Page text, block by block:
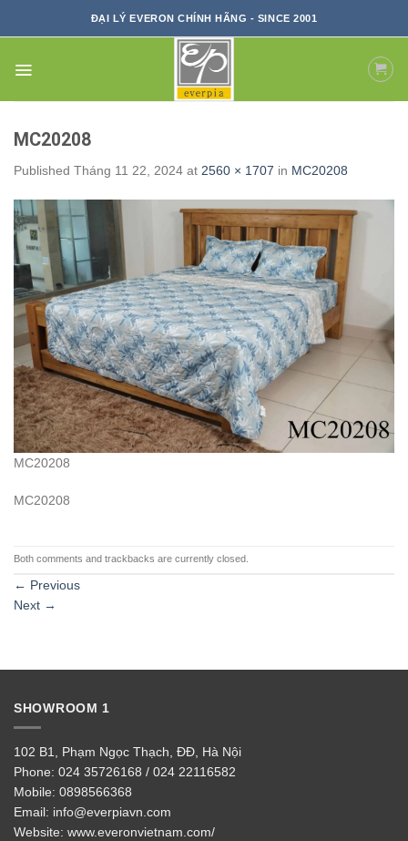
ĐẠI LÝ EVERON CHÍNH HÃNG - SINCE 2001
MC20208
Published Tháng 11 22, 2024 at 2560 × 1707 in MC20208
MC20208
MC20208
Both comments and trackbacks are currently closed.
← Previous
Next →
SHOWROOM 1
102 B1, Phạm Ngọc Thạch, ĐĐ, Hà Nội
Phone: 024 35726168 / 024 22116582
Mobile: 0898566368
Email: info@everpiavn.com
Website: www.everonvietnam.com/